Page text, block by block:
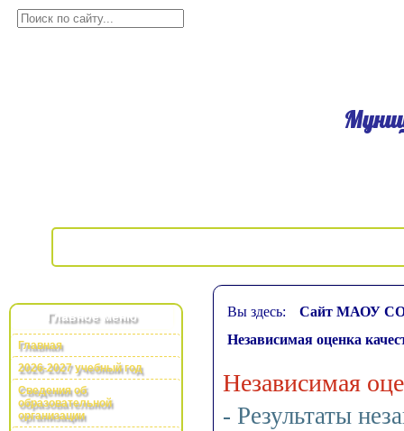
Главное меню
Главная
2026-2027 учебный год
Сведения об
образовательной
организации
Вы здесь:
Сайт МАОУ
Независимая оценка
Независимая
- Результаты